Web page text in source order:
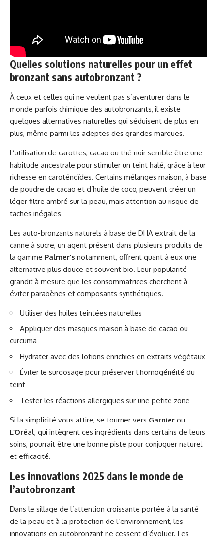
Quelles solutions naturelles pour un effet
bronzant sans autobronzant ?
À ceux et celles qui ne veulent pas s’aventurer dans le
monde parfois chimique des autobronzants, il existe
quelques alternatives naturelles qui séduisent de plus en
plus, même parmi les adeptes des grandes marques.
L’utilisation de carottes, cacao ou thé noir semble être une
habitude ancestrale pour stimuler un teint halé, grâce à leur
richesse en caroténoïdes. Certains mélanges maison, à base
de poudre de cacao et d’huile de coco, peuvent créer un
léger filtre ambré sur la peau, mais attention au risque de
taches inégales.
Les auto-bronzants naturels à base de DHA extrait de la
canne à sucre, un agent présent dans plusieurs produits de
la gamme Palmer’s notamment, offrent quant à eux une
alternative plus douce et souvent bio. Leur popularité
grandit à mesure que les consommatrices cherchent à
éviter parabènes et composants synthétiques.
Utiliser des huiles teintées naturelles
Appliquer des masques maison à base de cacao ou
curcuma
Hydrater avec des lotions enrichies en extraits végétaux
Éviter le surdosage pour préserver l’homogénéité du
teint
Tester les réactions allergiques sur une petite zone
Si la simplicité vous attire, se tourner vers Garnier ou
L’Oréal, qui intègrent ces ingrédients dans certains de leurs
soins, pourrait être une bonne piste pour conjuguer naturel
et efficacité.
Les innovations 2025 dans le monde de
l’autobronzant
Dans le sillage de l’attention croissante portée à la santé
de la peau et à la protection de l’environnement, les
innovations en autobronzant ne cessent d’évoluer. Les